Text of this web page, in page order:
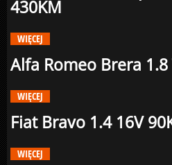
430KM
WIĘCEJ
Alfa Romeo Brera 1.8
WIĘCEJ
Fiat Bravo 1.4 16V
WIĘCEJ